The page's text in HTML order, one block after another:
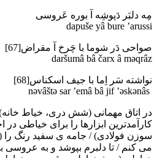
dapuše yâ bure ’arussi
daršumâ bâ čarx â mәqrâz
در اتاق مهمانی (شش دری، خیاط
کارآمدترین ابزارها را برای خیاطی
سوزن فولادی) / جامه ی سفید رنگ را
می کنم / تا دلبرم بپوشد و به عروسی